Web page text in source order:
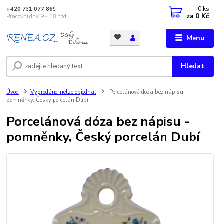
Menu
Hledat
+420 731 077 869
Pracovní dny 9 - 18 hod
0 ks
za 0 Kč
Úvod Vyprodáno-nelze objednat
Porcelánová dóza bez nápisu -
pomněnky, Český porcelán Dubí
Porcelánová dóza bez nápisu -
pomněnky, Český porcelán Dubí